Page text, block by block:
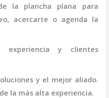
la plancha plana para
, acercarte o agenda la
experiencia y clientes
y el mejor aliado.
la más alta experiencia.